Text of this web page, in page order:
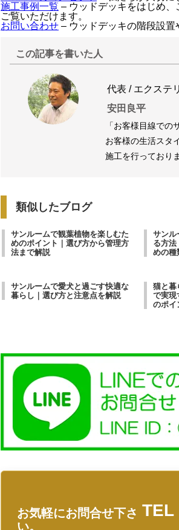
施工事例一覧 – ウッドデッキをはじめ
ご覧いただけます。
お問い合わせ – ウッドデッキの階段設置
この記事を書いた人
代表 / エクステ
安田良平
「お客様目線での
お客様の生活スタ
施工を行っており
類似したブログ
サンルームで観葉植物を楽しむた
めのポイント｜選び方から管理方
法まで解説
サンル
る方法
めの種
サンルームで愛犬と過ごす快適な
暮らし｜選び方と注意点を解説
猫と暮
で実現
のポイ
お気軽にお問合せ下さ
い。
TEL